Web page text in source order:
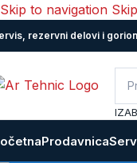
Skip to navigation
rezervni delovi i
Prodavnica